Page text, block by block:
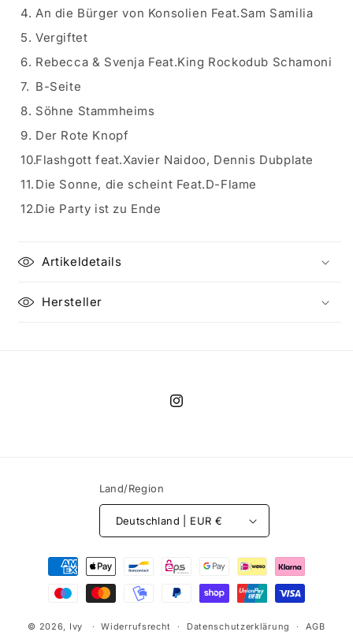
4. An die Bürger von Konsolien Feat.Sam Samilia
5. Vergiftet
6. Rebecca & Svenja Feat.King Rockodub Schamoni
7. B-Seite
8. Söhne Stammheims
9. Der Rote Knopf
10.Flashgott feat.Xavier Naidoo, Dennis Dubplate
11. Die Sonne, die scheint Feat.D-Flame
12.Die Party ist zu Ende
Artikeldetails
Hersteller
Instagram
Land/Region
Deutschland | EUR €
Zahlungsmethoden
© 2026, Ivy Widerrufsrecht Datenschutzerklärung AGB